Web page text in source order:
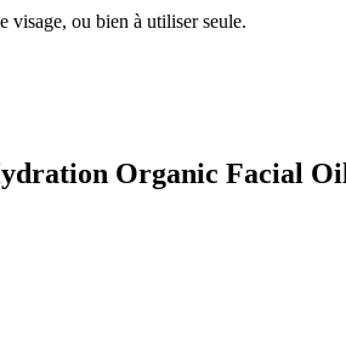
visage, ou bien à utiliser seule.
Organic Facial Oil